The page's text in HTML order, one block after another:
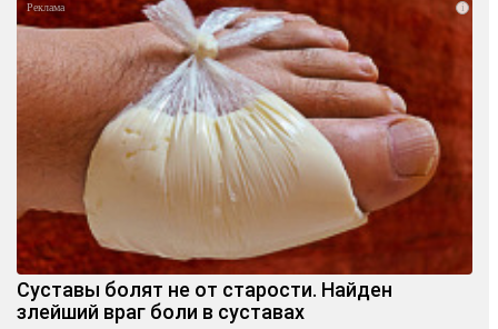
i
Суставы болят не от старости. Найден
злейший враг боли в суставах